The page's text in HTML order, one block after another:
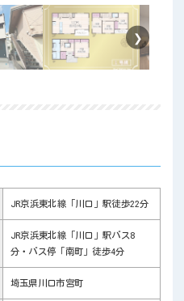
❯
JR京浜東北線「川口」駅徒歩22分
JR京浜東北線「川口」駅バス8
分・バス停「南町」徒歩4分
埼玉県川口市宮町